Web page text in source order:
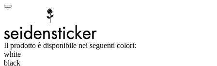
Il prodotto è disponibile nei seguenti colori:
white
black